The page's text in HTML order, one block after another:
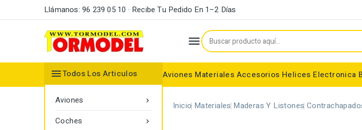
Llámanos: 96 239 05 10 · Recibe Tu Pedido En 1–2 Días

Aviones Materiales Accesorios Helices Electronica
Todos Los Articulos

Aviones

Coches
Inicio Materiales Maderas Y Listones